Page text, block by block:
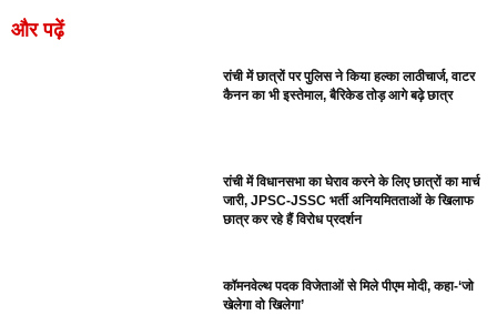
और पढ़ें
रांची में छात्रों पर पुलिस ने किया हल्का लाठीचार्ज, वाटर
कैनन का भी इस्तेमाल, बैरिकेड तोड़ आगे बढ़े छात्र
रांची में विधानसभा का घेराव करने के लिए छात्रों का मार्च
जारी, JPSC-JSSC भर्ती अनियमितताओं के खिलाफ
छात्र कर रहे हैं विरोध प्रदर्शन
कॉमनवेल्थ पदक विजेताओं से मिले पीएम मोदी, कहा-‘जो
खेलेगा वो खिलेगा’